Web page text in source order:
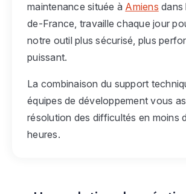
maintenance située à Amiens dans
de-France, travaille chaque jour
notre outil plus sécurisé, plus
puissant.
La combinaison du support
équipes de développement vous
résolution des difficultés en moins
heures.